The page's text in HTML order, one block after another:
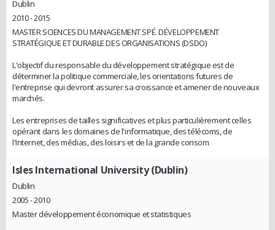
Dublin
2010 - 2015
MASTER SCIENCES DU MANAGEMENT SPÉ. DÉVELOPPEMENT
STRATÉGIQUE ET DURABLE DES ORGANISATIONS (DSDO)
L'objectif du responsable du développement stratégique est de
déterminer la politique commerciale, les orientations futures de
l'entreprise qui devront assurer sa croissance et amener de nouveaux
marchés.
Les entreprises de tailles significatives et plus particulièrement celles
opérant dans les domaines de l'informatique, des télécoms, de
l'Internet, des médias, des loisirs et de la grande consom
Isles International University (Dublin)
Dublin
2005 - 2010
Master développement économique et statistiques